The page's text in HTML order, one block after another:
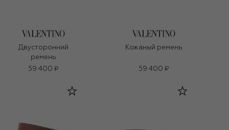
Двусторонний
ремень
59 400 ₽
Кожаный ремень
59 400 ₽